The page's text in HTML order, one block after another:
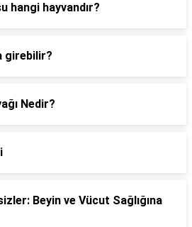
hangi hayvandır?
girebilir?
Nedir?
Beyin ve Vücut Sağlığına